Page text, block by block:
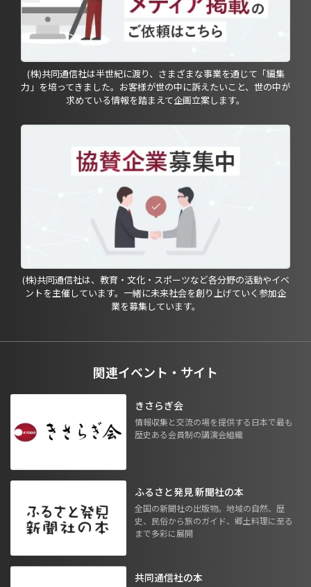
(株)共同通信社は半世紀に渡り、さまざまな事業を通じて「編集
力」を培ってきました。お客様が世の中に訴えたいこと、世の中が
求めている情報を踏まえて企画立案します。
(株)共同通信社は、教育・文化・スポーツなど各分野の活動やイベ
ントを主催しています。一緒に未来社会を創り上げていく参加企
業を募集しています。
関連イベント・サイト
きさらぎ会
情報収集と交流の場を提供する日本で最も
歴史ある会員制の講演会組織
ふるさと発見 新聞社の本
全国の新聞社の出版物。地域の自然、歴
史、民俗から旅のガイド、郷土料理に至る
まで多彩に展開
共同通信社の本